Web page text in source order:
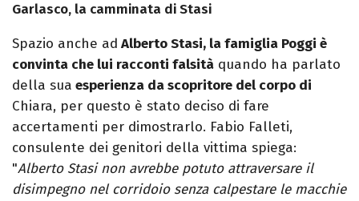
Garlasco, la camminata di Stasi
Spazio anche ad Alberto Stasi, la famiglia Poggi è
convinta che lui racconti falsità quando ha parlato
della sua esperienza da scopritore del corpo di
Chiara, per questo è stato deciso di fare
accertamenti per dimostrarlo. Fabio Falleti,
consulente dei genitori della vittima spiega:
"Alberto Stasi non avrebbe potuto attraversare il
disimpegno nel corridoio senza calpestare le macchie